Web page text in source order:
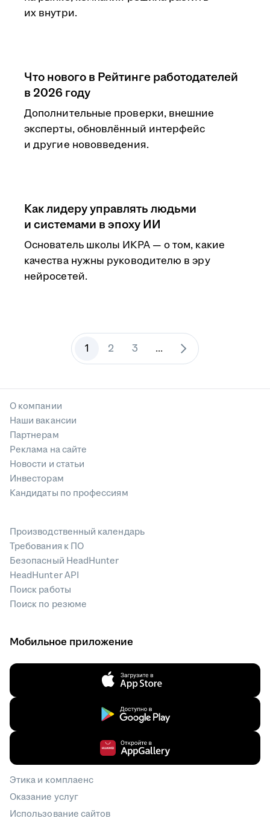
их внутри.
Что нового в Рейтинге работодателей
в 2026 году
Дополнительные проверки, внешние
эксперты, обновлённый интерфейс
и другие нововведения.
Как лидеру управлять людьми
и системами в эпоху ИИ
Основатель школы ИКРА — о том, какие
качества нужны руководителю в эру
нейросетей.
1 2 3 ...
О компании
Наши вакансии
Партнерам
Реклама на сайте
Новости и статьи
Инвесторам
Кандидаты по профессиям
Производственный календарь
Требования к ПО
Безопасный HeadHunter
HeadHunter API
Поиск работы
Поиск по резюме
Мобильное приложение
Этика и комплаенс
Оказание услуг
Использование сайтов